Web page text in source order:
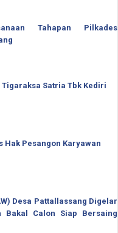
Tahapan Pilkades
Tigaraksa Satria Tbk Kediri
Hak Pesangon Karyawan
Desa Pattallassang Digelar
Bakal Calon Siap Bersaing